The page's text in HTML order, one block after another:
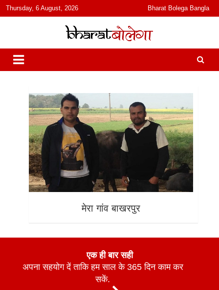
content
Thursday, 6 August, 2026 Bharat Bolega Bangla
भारत बोलेगा
हिंदी में समाचार, विचार, ऑडियो, वीडियो और फ़ीचर. भारत बोलेगा हिंदी न्यूज़ वेबसाइट
India: News, Views, Info, Trends & Podcast I जानकारी भी समझदारी भी
और पॉडकास्ट
मेरा गांव बाखरपुर
एक ही बार सही
अपना सहयोग दें ताकि हम साल के 365 दिन काम कर
सकें.